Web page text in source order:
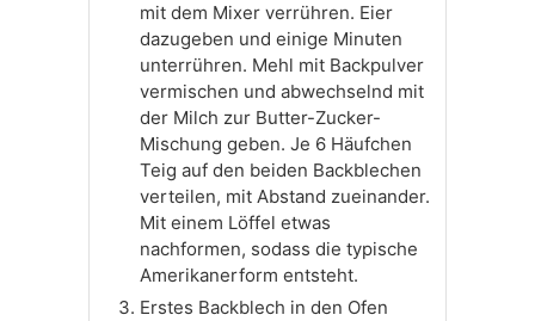
mit dem Mixer verrühren. Eier
dazugeben und einige Minuten
unterrühren. Mehl mit Backpulver
vermischen und abwechselnd mit
der Milch zur Butter-Zucker-
Mischung geben. Je 6 Häufchen
Teig auf den beiden Backblechen
verteilen, mit Abstand zueinander.
Mit einem Löffel etwas
nachformen, sodass die typische
Amerikanerform entsteht.
Erstes Backblech in den Ofen